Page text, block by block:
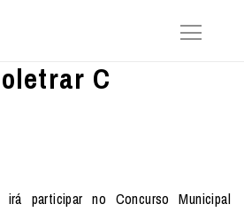
C
participar no Concurso Municipal